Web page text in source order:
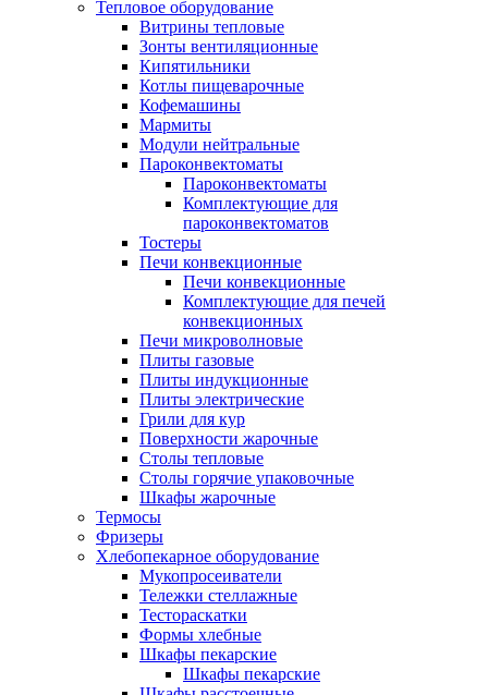
Тепловое оборудование
Витрины тепловые
Зонты вентиляционные
Кипятильники
Котлы пищеварочные
Кофемашины
Мармиты
Модули нейтральные
Пароконвектоматы
Пароконвектоматы
Комплектующие для
пароконвектоматов
Тостеры
Печи конвекционные
Печи конвекционные
Комплектующие для печей
конвекционных
Печи микроволновые
Плиты газовые
Плиты индукционные
Плиты электрические
Грили для кур
Поверхности жарочные
Столы тепловые
Столы горячие упаковочные
Шкафы жарочные
Термосы
Фризеры
Хлебопекарное оборудование
Мукопросеиватели
Тележки стеллажные
Тестораскатки
Формы хлебные
Шкафы пекарские
Шкафы пекарские